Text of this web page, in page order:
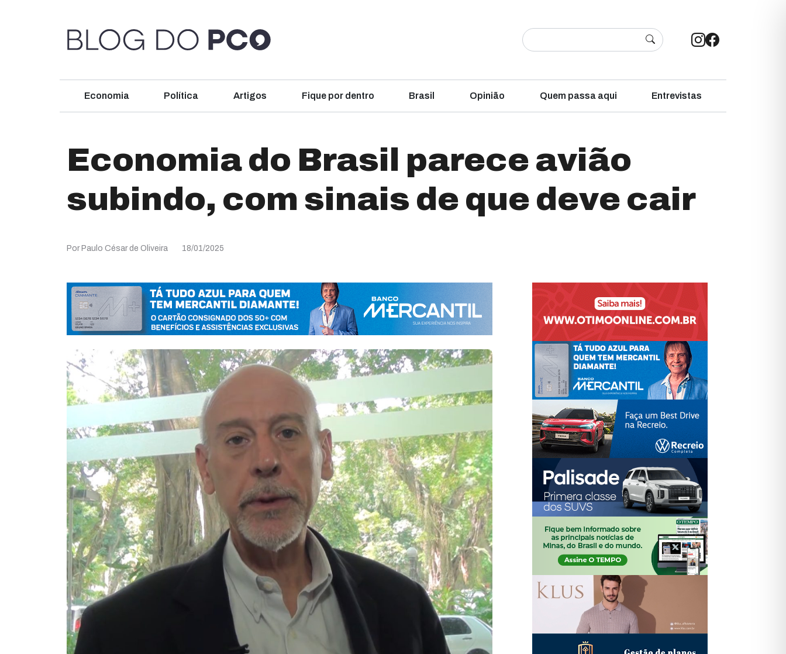
Economia Política Artigos Fique por dentro Brasil Opinião Quem passa aqui Entrevistas
Economia do Brasil parece avião
subindo, com sinais de que deve cair
Por Paulo César de Oliveira 18/01/2025